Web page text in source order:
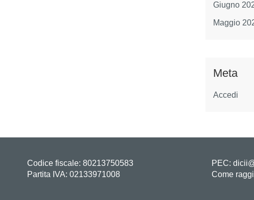
Giugno
Maggio
Meta
Accedi
Codice fiscale: 80213750583
Partita IVA: 02133971008
PEC:
Come